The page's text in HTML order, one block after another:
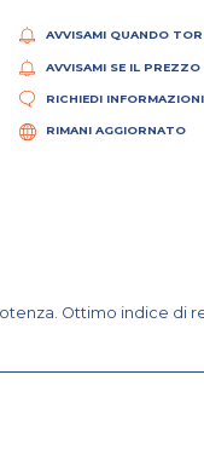
AVVISAMI QUANDO
AVVISAMI SE IL PREZZO
RICHIEDI INFORMAZIONI
RIMANI AGGIORNATO
Ottimo indice di